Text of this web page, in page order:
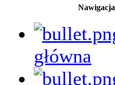
Nawigacja
główna